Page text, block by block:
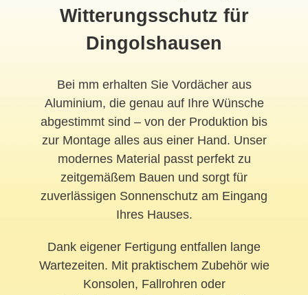
Witterungsschutz für
Dingolshausen
Bei mm erhalten Sie Vordächer aus
Aluminium, die genau auf Ihre Wünsche
abgestimmt sind – von der Produktion bis
zur Montage alles aus einer Hand. Unser
modernes Material passt perfekt zu
zeitgemäßem Bauen und sorgt für
zuverlässigen Sonnenschutz am Eingang
Ihres Hauses.
Dank eigener Fertigung entfallen lange
Wartezeiten. Mit praktischem Zubehör wie
Konsolen, Fallrohren oder